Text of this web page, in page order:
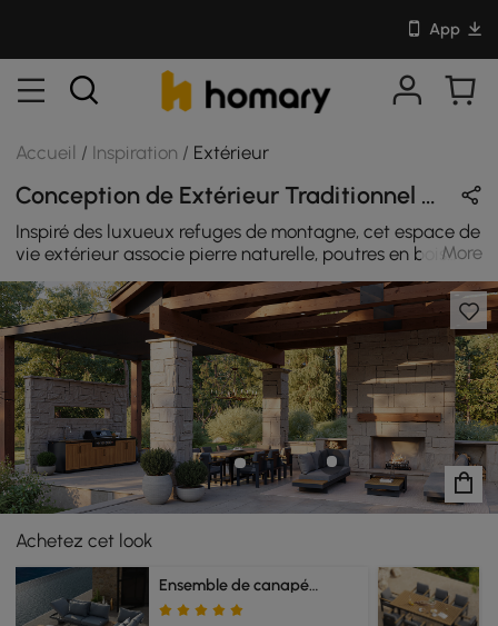
App
Accueil / Inspiration / Extérieur
Conception de Extérieur Traditionnel en Gris / Beige / Noir avec En Bois / Métal / Pierre
Inspiré des luxueux refuges de montagne, cet espace de
vie extérieur associe pierre naturelle, poutres en bois
chaudes et mobilier contemporain pour créer une
destination accueillante pour dîner, se divertir et se
détendre. Une cuisine extérieure intégrée, une salle à
manger spacieuse et un salon avec cheminée allient
harmonieusement confort et nature, prolongeant ainsi la
vie intérieure en plein air.
More
Achetez cet look
Ensemble de canapé modulaire